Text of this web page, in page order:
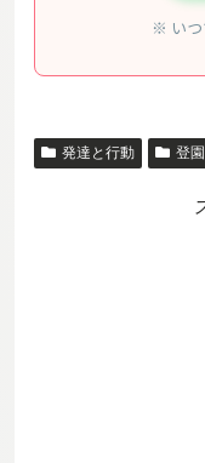
※ いつ
発達と行動 登